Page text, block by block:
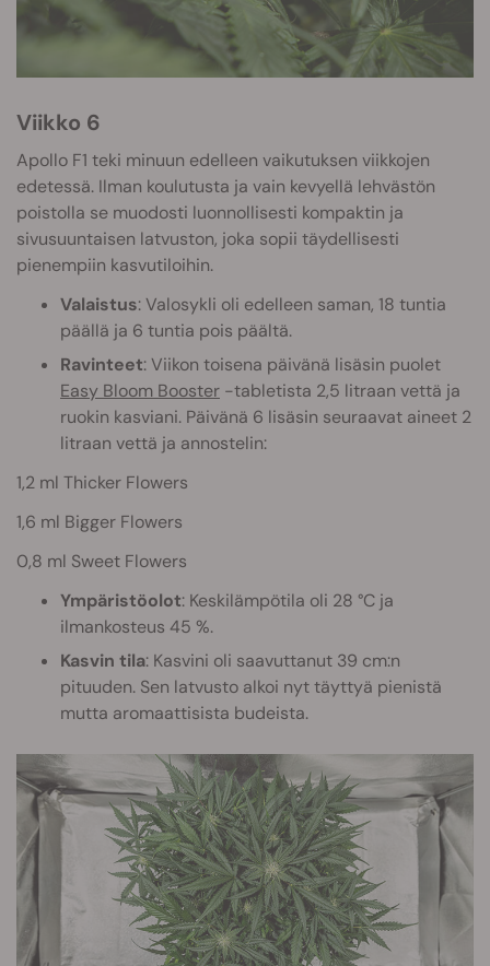
Viikko 6
Apollo F1 teki minuun edelleen vaikutuksen viikkojen
edetessä. Ilman koulutusta ja vain kevyellä lehvästön
poistolla se muodosti luonnollisesti kompaktin ja
sivusuuntaisen latvuston, joka sopii täydellisesti
pienempiin kasvutiloihin.
Valaistus: Valosykli oli edelleen saman, 18 tuntia
päällä ja 6 tuntia pois päältä.
Ravinteet: Viikon toisena päivänä lisäsin puolet
Easy Bloom Booster -tabletista 2,5 litraan vettä ja
ruokin kasviani. Päivänä 6 lisäsin seuraavat aineet 2
litraan vettä ja annostelin:
1,2 ml Thicker Flowers
1,6 ml Bigger Flowers
0,8 ml Sweet Flowers
Ympäristöolot: Keskilämpötila oli 28 °C ja
ilmankosteus 45 %.
Kasvin tila: Kasvini oli saavuttanut 39 cm:n
pituuden. Sen latvusto alkoi nyt täyttyä pienistä
mutta aromaattisista budeista.